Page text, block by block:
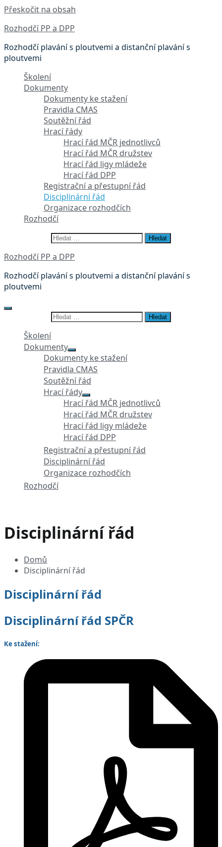
Přeskočit na obsah
Rozhodčí PP a DPP
Rozhodčí plavání s ploutvemi a distanční plavání s
ploutvemi
Školení
Dokumenty
Dokumenty ke stažení
Pravidla CMAS
Soutěžní řád
Hrací řády
Hrací řád MČR jednotlivců
Hrací řád MČR družstev
Hrací řád ligy mládeže
Hrací řád DPP
Registrační a přestupní řád
Disciplinární řád
Organizace rozhodčích
Rozhodčí
Rozhodčí PP a DPP
Rozhodčí plavání s ploutvemi a distanční plavání s
ploutvemi
Školení
Dokumenty
Dokumenty ke stažení
Pravidla CMAS
Soutěžní řád
Hrací řády
Hrací řád MČR jednotlivců
Hrací řád MČR družstev
Hrací řád ligy mládeže
Hrací řád DPP
Registrační a přestupní řád
Disciplinární řád
Organizace rozhodčích
Rozhodčí
Disciplinární řád
Domů
Disciplinární řád
Disciplinární řád
Disciplinární řád SPČR
Ke stažení: